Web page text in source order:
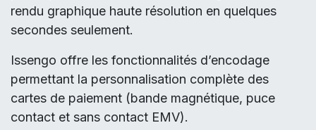
rendu graphique haute résolution en quelques
secondes seulement.
Issengo offre les fonctionnalités d’encodage
permettant la personnalisation complète des
cartes de paiement (bande magnétique, puce
contact et sans contact EMV).